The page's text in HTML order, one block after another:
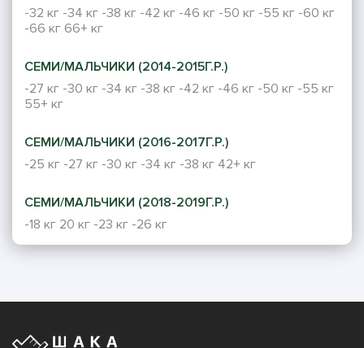
-32 кг -34 кг -38 кг -42 кг -46 кг -50 кг -55 кг -60 кг
-66 кг 66+ кг
СЕМИ/МАЛЬЧИКИ (2014-2015Г.Р.)
-27 кг -30 кг -34 кг -38 кг -42 кг -46 кг -50 кг -55 кг
55+ кг
СЕМИ/МАЛЬЧИКИ (2016-2017Г.Р.)
-25 кг -27 кг -30 кг -34 кг -38 кг 42+ кг
СЕМИ/МАЛЬЧИКИ (2018-2019Г.Р.)
-18 кг 20 кг -23 кг -26 кг